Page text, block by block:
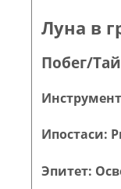
Луна в
Побег/
Ипостаси:
Эпитет: